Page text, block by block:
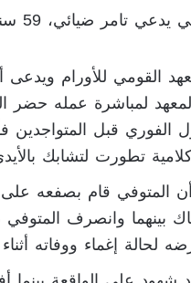
لمباشرة عمله
قبل المتواجدين
تطورت لتشابك
المتوفي قام بصفعه على
بينهما وانصرف
لحالة إغماء ووفاته